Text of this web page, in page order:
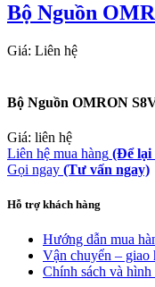
Bộ Nguồn
Giá: Liên hệ
Bộ Nguồn OMRON
Giá: liên hệ
Liên hệ mua hàng (Để lại
Gọi ngay (Tư vấn ngay)
Hỗ trợ khách hàng
Hướng dẫn mua
Vận chuyển – giao
Chính sách và hình